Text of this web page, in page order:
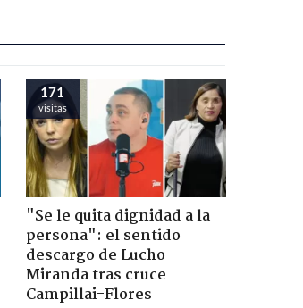
171
visitas
"Se le quita dignidad a la
persona": el sentido
descargo de Lucho
Miranda tras cruce
Campillai-Flores